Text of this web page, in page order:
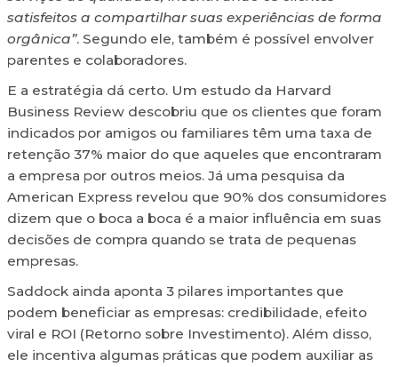
satisfeitos a compartilhar suas experiências de forma
orgânica”. Segundo ele, também é possível envolver
parentes e colaboradores.
E a estratégia dá certo. Um estudo da Harvard
Business Review descobriu que os clientes que foram
indicados por amigos ou familiares têm uma taxa de
retenção 37% maior do que aqueles que encontraram
a empresa por outros meios. Já uma pesquisa da
American Express revelou que 90% dos consumidores
dizem que o boca a boca é a maior influência em suas
decisões de compra quando se trata de pequenas
empresas.
Saddock ainda aponta 3 pilares importantes que
podem beneficiar as empresas: credibilidade, efeito
viral e ROI (Retorno sobre Investimento). Além disso,
ele incentiva algumas práticas que podem auxiliar as